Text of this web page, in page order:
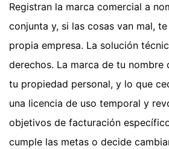
Registran la marca comercial a
conjunta y, si las cosas van mal,
propia empresa. La solución
derechos. La marca de tu nombre
tu propiedad personal, y lo que
una licencia de uso temporal y
objetivos de facturación
cumple las metas o decide